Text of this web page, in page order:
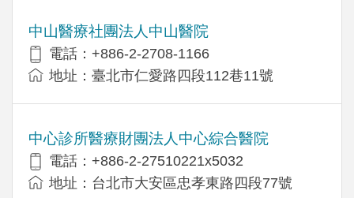
中山醫療社團法人中山醫院
電話：+886-2-2708-1166
地址：臺北市仁愛路四段112巷11號
中心診所醫療財團法人中心綜合醫院
電話：+886-2-27510221x5032
地址：台北市大安區忠孝東路四段77號